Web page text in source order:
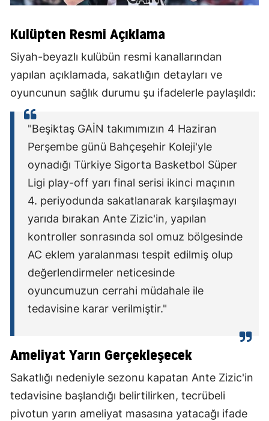
Kulüpten Resmi Açıklama
Siyah-beyazlı kulübün resmi kanallarından
yapılan açıklamada, sakatlığın detayları ve
oyuncunun sağlık durumu şu ifadelerle paylaşıldı:
"Beşiktaş GAİN takımımızın 4 Haziran
Perşembe günü Bahçeşehir Koleji'yle
oynadığı Türkiye Sigorta Basketbol Süper
Ligi play-off yarı final serisi ikinci maçının
4. periyodunda sakatlanarak karşılaşmayı
yarıda bırakan Ante Zizic'in, yapılan
kontroller sonrasında sol omuz bölgesinde
AC eklem yaralanması tespit edilmiş olup
değerlendirmeler neticesinde
oyuncumuzun cerrahi müdahale ile
tedavisine karar verilmiştir."
Ameliyat Yarın Gerçekleşecek
Sakatlığı nedeniyle sezonu kapatan Ante Zizic'in
tedavisine başlandığı belirtilirken, tecrübeli
pivotun yarın ameliyat masasına yatacağı ifade